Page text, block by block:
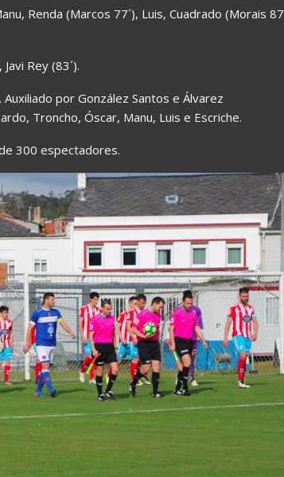
Renda (Marcos 77´), Luis, Cuadrado (Morais 87
Rey (83´).
por González Santos e Álvarez
Troncho, Óscar, Manu, Luis e Escriche.
300 espectadores.